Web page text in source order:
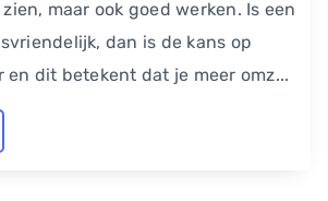
maar ook goed werken. Is een
dan is de kans op
en dit betekent dat je meer omz...